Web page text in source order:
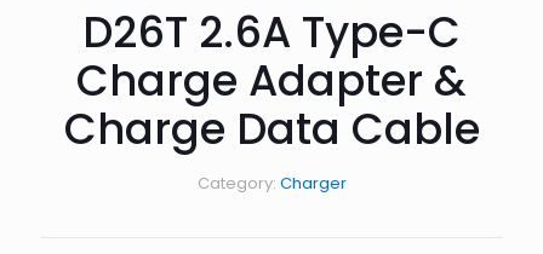
D26T 2.6A Type-C
Charge Adapter &
Charge Data Cable
Category: Charger